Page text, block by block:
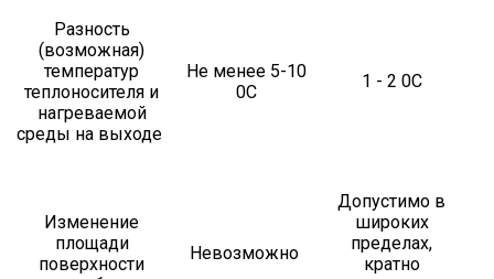
Разность
(возможная)
температур
теплоносителя и
нагреваемой
среды на выходе
Не менее 5-10
0С
1 - 2 0С
Изменение
площади
поверхности
Невозможно
Допустимо в
широких
пределах,
кратно